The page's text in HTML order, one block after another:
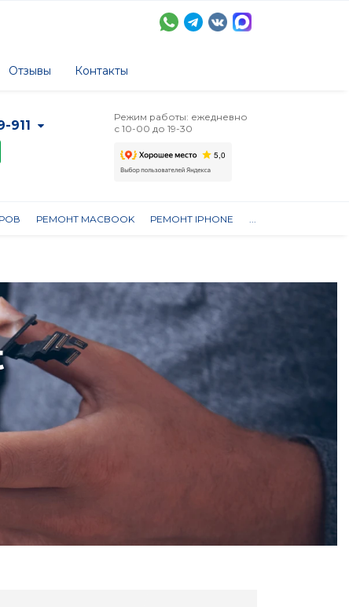
Отзывы Контакты
911
Режим работы: ежедневно
с 10-00 до 19-30
РЕМОНТ MACBOOK РЕМОНТ IPHONE ...